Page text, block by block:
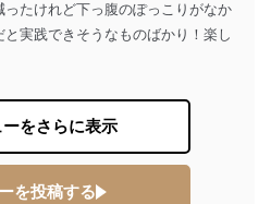
いて
護管理者を設置し、個人情報保
個人情報を取得・アクセス・利
す。
11
たけれど下っ腹のぽっこりがなか
実践できそうなものばかり！楽し
ーをさらに表示
を投稿する